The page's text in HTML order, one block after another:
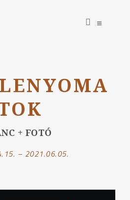
open
open
+ FOTÓ
– 2021.06.05.